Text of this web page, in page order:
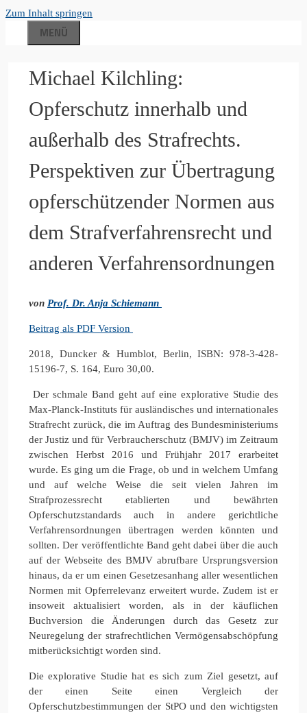
Zum Inhalt springen
MENÜ
Michael Kilchling:
Opferschutz innerhalb und
außerhalb des Strafrechts.
Perspektiven zur Übertragung
opferschützender Normen aus
dem Strafverfahrensrecht und
anderen Verfahrensordnungen
von Prof. Dr. Anja Schiemann
Beitrag als PDF Version
2018, Duncker & Humblot, Berlin, ISBN: 978-3-428-
15196-7, S. 164, Euro 30,00.
Der schmale Band geht auf eine explorative Studie des
Max-Planck-Instituts für ausländisches und internationales
Strafrecht zurück, die im Auftrag des Bundesministeriums
der Justiz und für Verbraucherschutz (BMJV) im Zeitraum
zwischen Herbst 2016 und Frühjahr 2017 erarbeitet
wurde. Es ging um die Frage, ob und in welchem Umfang
und auf welche Weise die seit vielen Jahren im
Strafprozessrecht etablierten und bewährten
Opferschutzstandards auch in andere gerichtliche
Verfahrensordnungen übertragen werden könnten und
sollten. Der veröffentlichte Band geht dabei über die auch
auf der Webseite des BMJV abrufbare Ursprungsversion
hinaus, da er um einen Gesetzesanhang aller wesentlichen
Normen mit Opferrelevanz erweitert wurde. Zudem ist er
insoweit aktualisiert worden, als in der käuflichen
Buchversion die Änderungen durch das Gesetz zur
Neuregelung der strafrechtlichen Vermögensabschöpfung
mitberücksichtigt worden sind.
Die explorative Studie hat es sich zum Ziel gesetzt, auf
der einen Seite einen Vergleich der
Opferschutzbestimmungen der StPO und den wichtigsten